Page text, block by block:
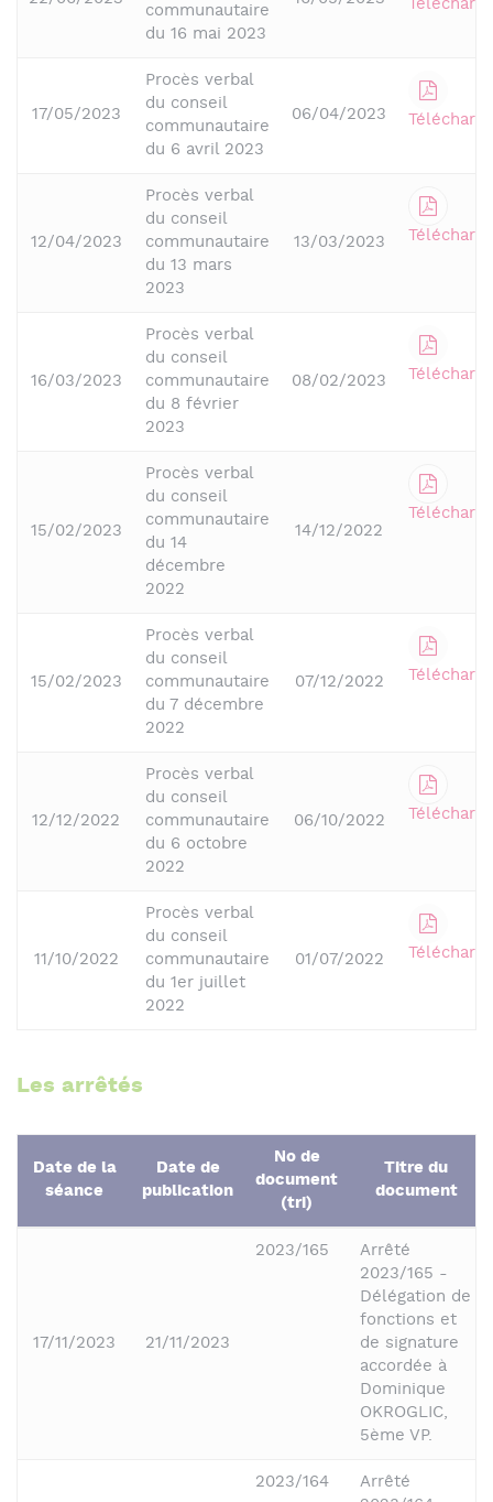
communautaire
du 16 mai 2023
17/05/2023
Procès verbal
du conseil
communautaire
du 6 avril 2023
06/04/2023
12/04/2023
Procès verbal
du conseil
communautaire
du 13 mars
2023
13/03/2023
16/03/2023
Procès verbal
du conseil
communautaire
du 8 février
2023
08/02/2023
15/02/2023
Procès verbal
du conseil
communautaire
du 14
décembre
2022
14/12/2022
15/02/2023
Procès verbal
du conseil
communautaire
du 7 décembre
2022
07/12/2022
12/12/2022
Procès verbal
du conseil
communautaire
du 6 octobre
2022
06/10/2022
11/10/2022
Procès verbal
du conseil
communautaire
du 1er juillet
2022
01/07/2022
Les arrêtés
Date de la
séance
Date de
publication
No de
document
(tri)
Titre du
document
17/11/2023 21/11/2023
2023/165
Arrêté
2023/165 -
Délégation de
fonctions et
de signature
accordée à
Dominique
OKROGLIC,
5ème VP.
2023/164
Arrêté